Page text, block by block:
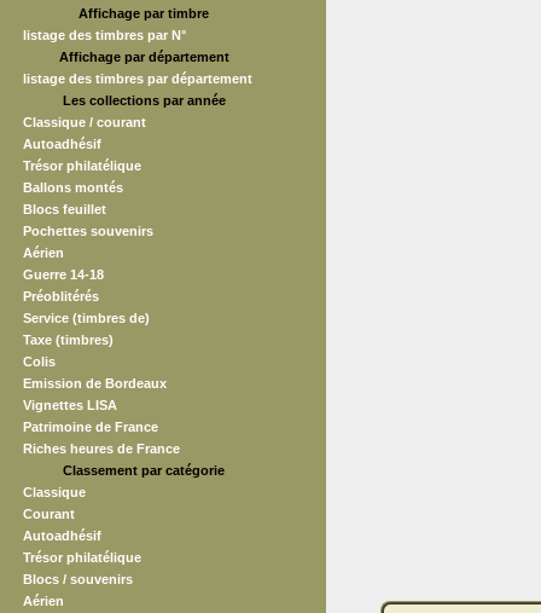
Affichage par timbre
listage des timbres par N°
Affichage par département
listage des timbres par département
Les collections par année
Classique / courant
Autoadhésif
Trésor philatélique
Ballons montés
Blocs feuillet
Pochettes souvenirs
Aérien
Guerre 14-18
Préoblitérés
Service (timbres de)
Taxe (timbres)
Colis
Emission de Bordeaux
Vignettes LISA
Patrimoine de France
Riches heures de France
Classement par catégorie
Classique
Courant
Autoadhésif
Trésor philatélique
Blocs / souvenirs
Aérien